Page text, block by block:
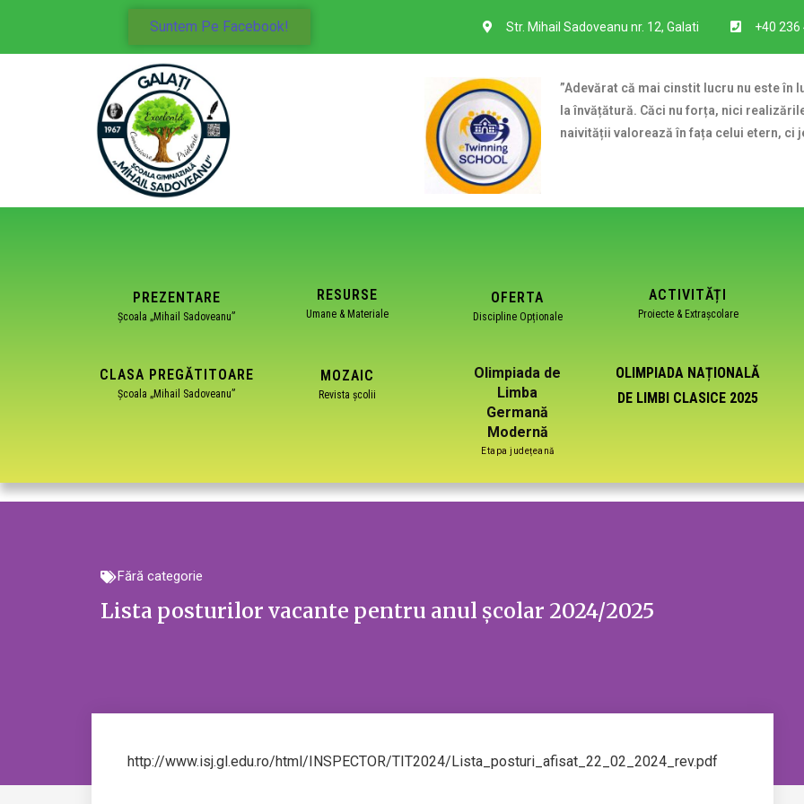
Suntem Pe Facebook! Str. Mihail Sadoveanu nr. 12, Galati +40 236
”Adevărat că mai cinstit lucru nu este în
la învățătură. Căci nu forța, nici
naivității valorează în fața celui etern, ci
PREZENTARE
Școala „Mihail Sadoveanu”
CLASA PREGĂTITOARE
Școala „Mihail Sadoveanu”
RESURSE
Umane & Materiale
MOZAIC
Revista școlii
OFERTA
Discipline Opționale
Olimpiada de
Limba
Germană
Modernă
Etapa județeană
ACTIVITĂȚI
Proiecte & Extrașcolare
OLIMPIADA NAȚIONALĂ
DE LIMBI CLASICE 2025
Fără categorie
Lista posturilor vacante pentru anul școlar 2024/2025
http://www.isj.gl.edu.ro/html/INSPECTOR/TIT2024/Lista_posturi_afisat_22_02_2024_rev.pdf